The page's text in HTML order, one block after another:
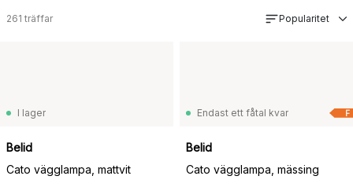
261 träffar Popularitet
I lager
Belid
Cato vägglampa, mattvit
F
Endast ett fåtal kvar
Belid
Cato vägglampa, mässing